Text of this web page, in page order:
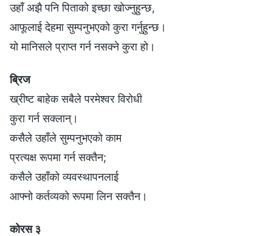
उहाँ अझै पनि पिताको इच्छा खोज्नुहुन्छ,
आफूलाई देहमा सुम्पनुभएको कुरा गर्नुहुन्छ।
यो मानिसले प्राप्त गर्न नसक्ने कुरा हो।
ब्रिज
ख्रीष्ट बाहेक सबैले परमेश्‍वर विरोधी
कुरा गर्न सक्लान्।
कसैले उहाँले सुम्पनुभएको काम
प्रत्यक्ष रूपमा गर्न सक्तैन;
कसैले उहाँको व्यवस्थापनलाई
आफ्नो कर्तव्यको रूपमा लिन सक्तैन।
कोरस ३